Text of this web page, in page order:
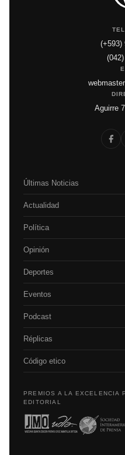
(+593)
Aguirre
Últimas Noticias
Actualidad
Política
Opinión
Deportes
Eventos
Podcast
Réplicas
Código etico
PREMIOS A LA EXCELENCIA
EDITORIAL